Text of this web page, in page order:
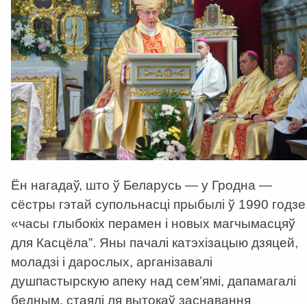
Ён нагадаў, што ў Беларусь — у Гродна —
сёстры гэтай супольнасці прыбылі ў 1990
«часы глыбокіх перамен і новых магчымасцяў
для Касцёла”. Яны пачалі катэхізацыю дзяцей,
моладзі і дарослых, арганізавалі
душпастырскую апеку над сем’ямі, дапамагалі
бедным, стаялі ля вытокаў заснавання